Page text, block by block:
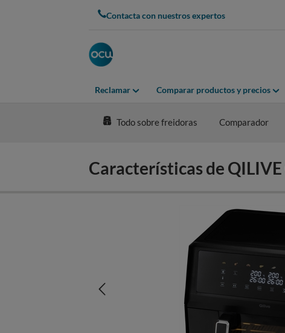
Contacta con nuestros expertos
Reclamar Comparar productos y precios
Todo sobre freidoras Comparador
Características de